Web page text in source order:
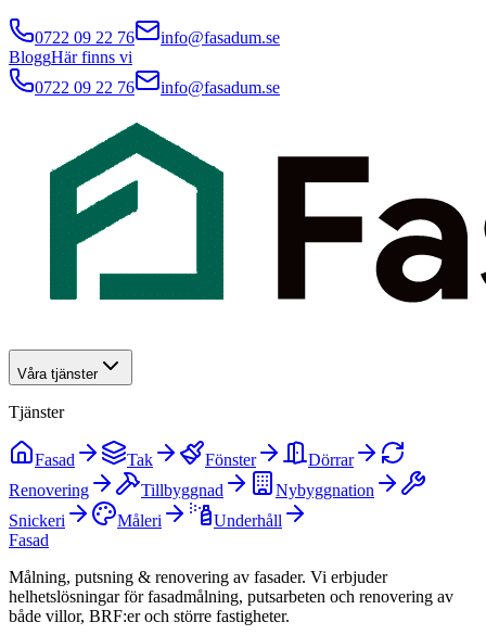
0722 09 22 76
info@fasadum.se
BloggHär finns vi
0722 09 22 76
info@fasadum.se
Våra tjänster
Tjänster
Fasad Tak Fönster
Dörrar
Renovering
Tillbyggnad
Nybyggnation
Snickeri
Måleri
Underhåll
Fasad
Målning, putsning & renovering av fasader. Vi erbjuder
helhetslösningar för fasadmålning, putsarbeten och renovering av
både villor, BRF:er och större fastigheter.